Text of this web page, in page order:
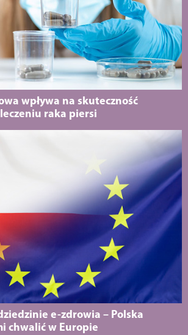
wpływa na skuteczność
raka piersi
e-zdrowia – Polska
chwalić w Europie